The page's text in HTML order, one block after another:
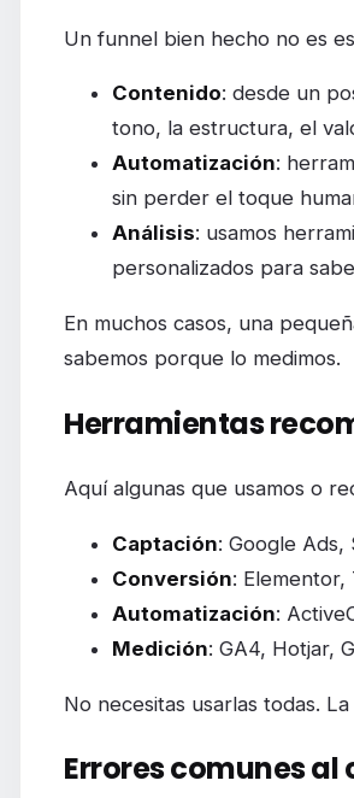
Un funnel bien hecho no es
Contenido: desde un
tono, la estructura, el
Automatización:
sin perder el toque
Análisis: usamos
personalizados para
En muchos casos, una
sabemos porque lo medimos.
Herramientas
Aquí algunas que usamos o
Captación: Google Ads,
Conversión:
Automatización:
Medición: GA4, Hotjar,
No necesitas usarlas todas.
Errores comunes